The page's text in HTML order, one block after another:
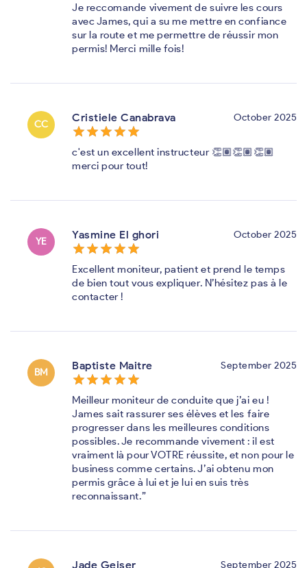
Je reccomande vivement de suivre les cours
avec James, qui a su me mettre en confiance
sur la route et me permettre de réussir mon
permis! Merci mille fois!
CC
Cristiele Canabrava
star_border
star star_border
star star_border
star star_border
star star_border
star
October 2025
c'est un excellent instructeur 👏🏽👏🏽👏🏽
merci pour tout!
YE
Yasmine El ghori
star_border
star star_border
star star_border
star star_border
star star_border
star
October 2025
Excellent moniteur, patient et prend le temps
de bien tout vous expliquer. N’hésitez pas à le
contacter !
BM
Baptiste Maitre
star_border
star star_border
star star_border
star star_border
star star_border
star
September 2025
Meilleur moniteur de conduite que j’ai eu !
James sait rassurer ses élèves et les faire
progresser dans les meilleures conditions
possibles. Je recommande vivement : il est
vraiment là pour VOTRE réussite, et non pour le
business comme certains. J’ai obtenu mon
permis grâce à lui et je lui en suis très
reconnaissant.”
Jade Geiser September 2025